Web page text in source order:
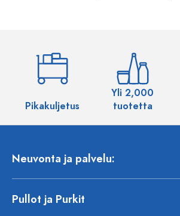
Pikakuljetus
Yli 2,000
tuotetta
Neuvonta ja palvelu:
Pullot ja Purkit